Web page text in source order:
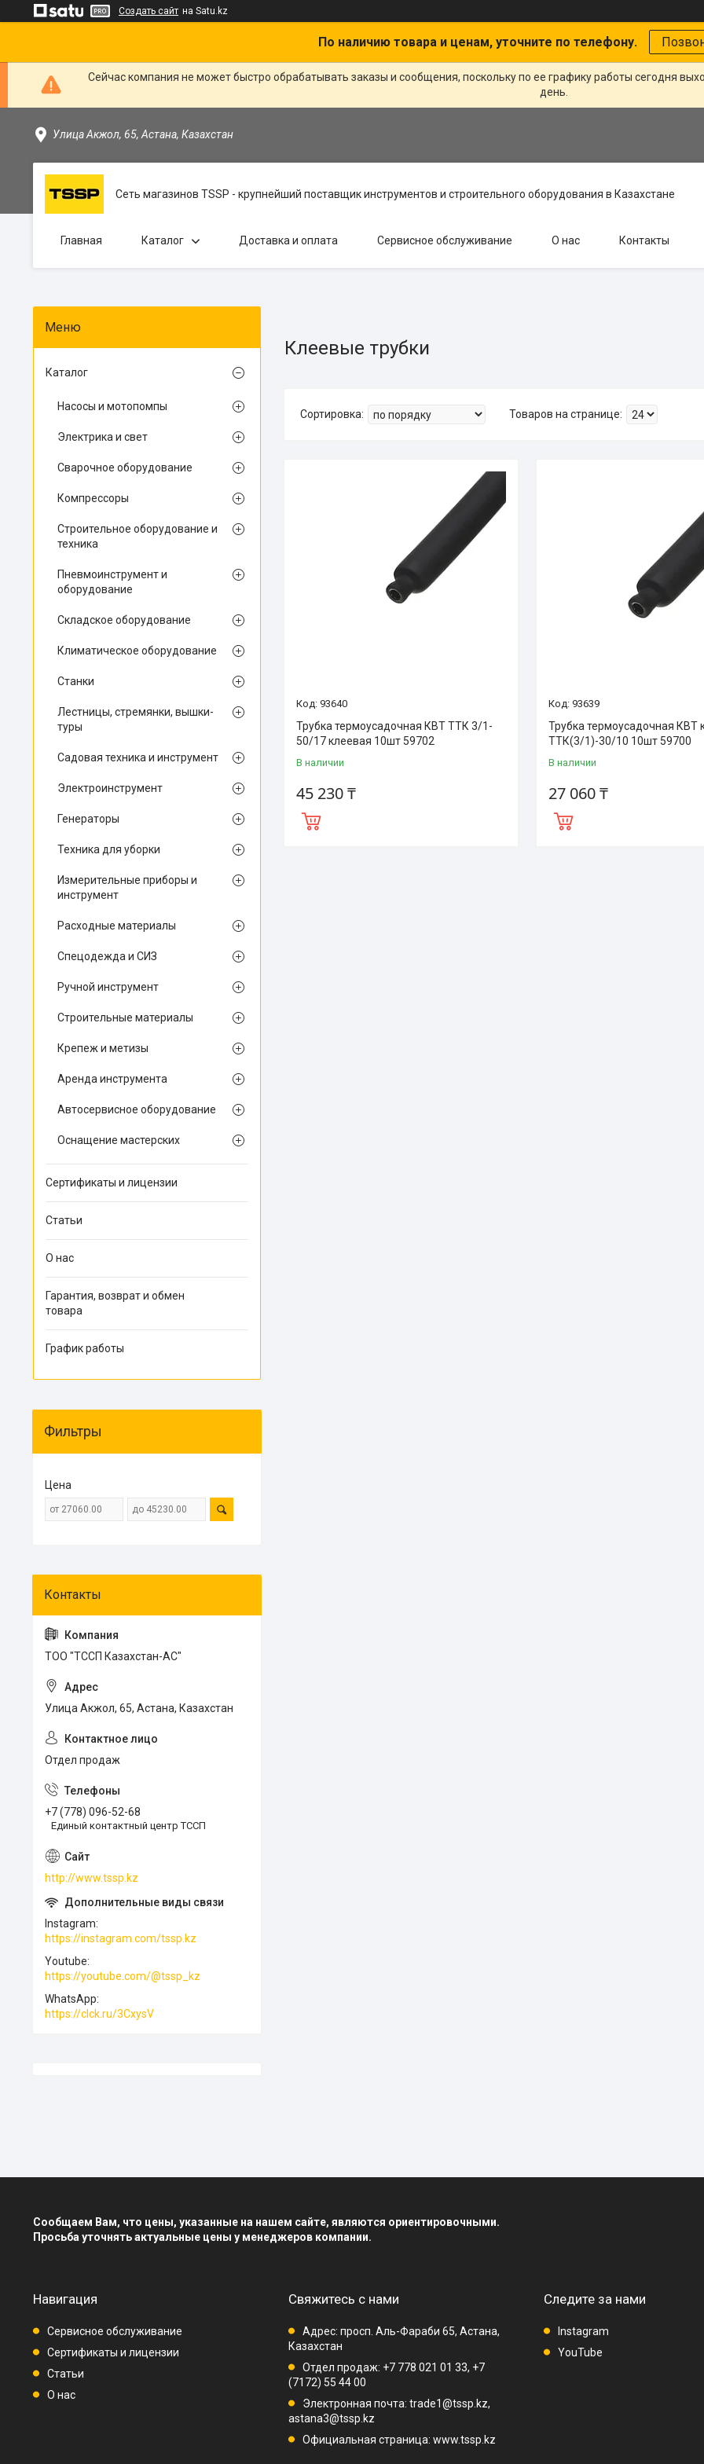
Создать сайт на Satu.kz
По наличию товара и ценам, уточните по телефону.
Сейчас компания не может быстро обрабатывать заказы и сообщения, поскольку по ее графику работы сегодня
день.
Улица Акжол, 65, Астана, Казахстан
Сеть магазинов TSSP - крупнейший поставщик инструментов и строительного оборудования в Казахстане
Главная Каталог Доставка и оплата Сервисное обслуживание О нас Контакты
Клеевые трубки
93640
Трубка термоусадочная КВТ ТТК 3/1-
50/17 клеевая 10шт 59702
В наличии
45 230 ₸
93639
Трубка термоусадочная КВТ
ТТК(3/1)-30/10 10шт 59700
В наличии
27 060 ₸
Каталог
Насосы и мотопомпы
Электрика и свет
Сварочное оборудование
Компрессоры
Строительное оборудование и
техника
Пневмоинструмент и
оборудование
Складское оборудование
Климатическое оборудование
Станки
Лестницы, стремянки, вышки-
туры
Садовая техника и инструмент
Электроинструмент
Генераторы
Техника для уборки
Измерительные приборы и
инструмент
Расходные материалы
Спецодежда и СИЗ
Ручной инструмент
Строительные материалы
Крепеж и метизы
Аренда инструмента
Автосервисное оборудование
Оснащение мастерских
Сертификаты и лицензии
Статьи
О нас
Гарантия, возврат и обмен
товара
График работы
Фильтры
Цена
ТОО "ТССП Казахстан-АС"
Улица Акжол, 65, Астана, Казахстан
Отдел продаж
+7 (778) 096-52-68
Единый контактный центр ТССП
http://www.tssp.kz
Instagram
https://instagram.com/tssp.kz
Youtube
https://youtube.com/@tssp_kz
WhatsApp
https://clck.ru/3CxysV
Сообщаем Вам, что цены, указанные на нашем сайте, являются ориентировочными.
Просьба уточнять актуальные цены у менеджеров компании.
Навигация
Сервисное обслуживание
Сертификаты и лицензии
Статьи
О нас
Свяжитесь с нами
Адрес: просп. Аль-Фараби 65, Астана,
Казахстан
Отдел продаж: +7 778 021 01 33, +7
(7172) 55 44 00
Электронная почта: trade1@tssp.kz,
astana3@tssp.kz
Официальная страница: www.tssp.kz
Следите за нами
Instagram
YouTube